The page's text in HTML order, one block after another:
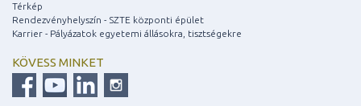
Térkép
Rendezvényhelyszín - SZTE központi épület
Karrier - Pályázatok egyetemi állásokra, tisztségekre
KÖVESS MINKET